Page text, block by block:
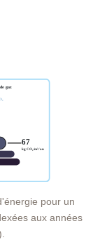
pour un
aux années